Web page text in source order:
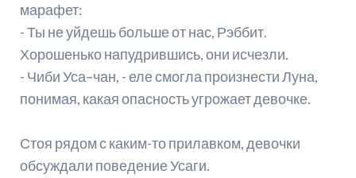
марафет:
- Ты не уйдешь больше от нас, Рэббит.
Хорошенько напудрившись, они исчезли.
- Чиби Уса–чан, - еле смогла произнести Луна,
понимая, какая опасность угрожает девочке.
Стоя рядом с каким-то прилавком, девочки
обсуждали поведение Усаги.